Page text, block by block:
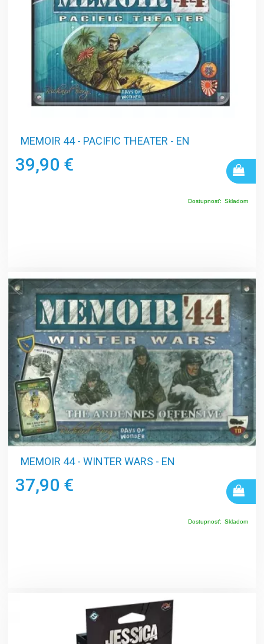
MEMOIR 44 - PACIFIC THEATER - EN
39,90 €
Dostupnosť: Skladom
MEMOIR 44 - WINTER WARS - EN
37,90 €
Dostupnosť: Skladom